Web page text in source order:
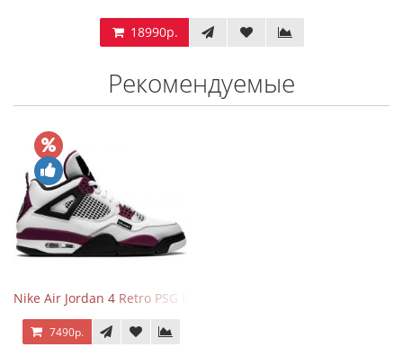
18990р.
Рекомендуемые
Nike Air Jordan 4 Retro PSG Paris Saint-Germain
7490р.